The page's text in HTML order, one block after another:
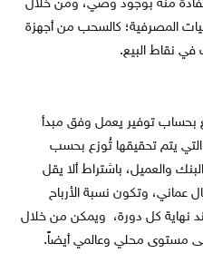
الـ 18 عاماً الاستفادة منه بوجود وصي، ومن خلال
المصرفية؛ كالسحب من أجهزة
في نقاط البيع.
بحساب توفير يعمل وفق مبدأ
التي يتم تحقيقها تُوزع بحسب
والعميل، باشتراط ألا يقل
عماني، وتكون نسبة الأرباح
نهاية كل دورة، ويمكن من خلال
على مستوى محلي وعالمي أيضاً.